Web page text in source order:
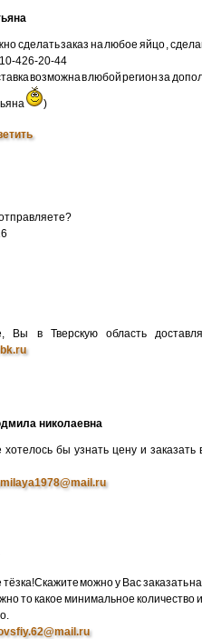
сделать заказ на любое яйцо ,
426-20-44
возможна в любой регион за
)
Вы в Тверскую область
николаевна
хотелось бы узнать цену и
тёзка!Скажите можно у Вас заказать
то какое минимальное количество